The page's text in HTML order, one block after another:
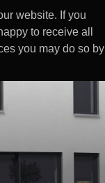
website. If you
to receive all
you may do so by